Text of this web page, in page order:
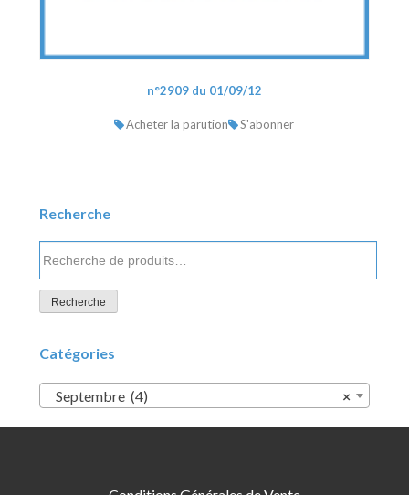
n°2909 du 01/09/12
Acheter la parution S'abonner
Recherche
pour :
Recherche
Catégories
×
Septembre (4)